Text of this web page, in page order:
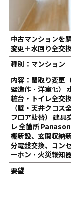
中古マンションを
変更＋水回り全交
種別：マンション
内容：間取り変更
壁造作・洋室化）
粧台・トイレ全交
（壁・天井クロス
フロア貼替） 建具
レ 全箇所
棚新設、玄関収納
分電盤交換、コン
ーホン・火災報知
要望